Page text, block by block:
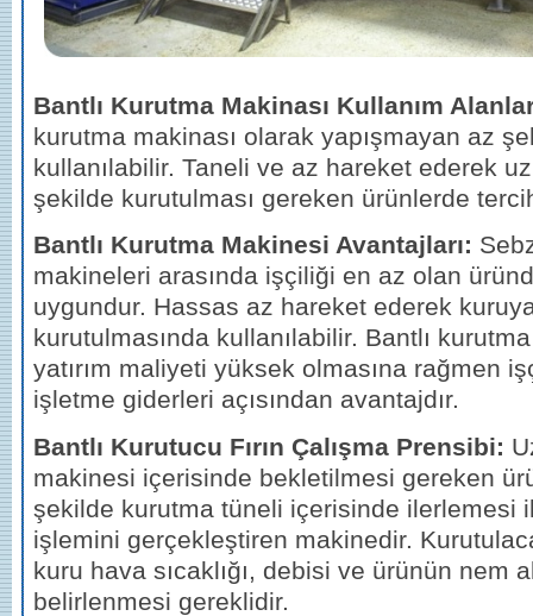
Bantlı Kurutma Makinası Kullanım
kurutma makinası olarak yapışmayan az
kullanılabilir. Taneli ve az hareket ederek
şekilde kurutulması gereken ürünlerde
Bantlı Kurutma Makinesi Avantajları:
makineleri arasında işçiliği en az olan
uygundur. Hassas az hareket ederek
kurutulmasında kullanılabilir. Bantlı
yatırım maliyeti yüksek olmasına rağmen
işletme giderleri açısından avantajdır.
Bantlı Kurutucu Fırın Çalışma Prensibi:
makinesi içerisinde bekletilmesi gereken
şekilde kurutma tüneli içerisinde ilerlemesi
işlemini gerçekleştiren makinedir.
kuru hava sıcaklığı, debisi ve ürünün nem
belirlenmesi gereklidir.